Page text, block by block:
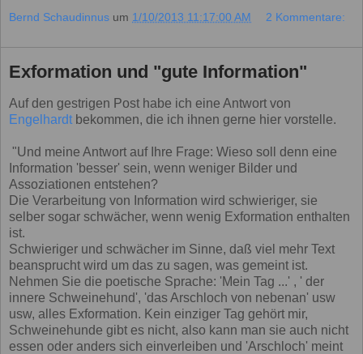
Bernd Schaudinnus um 1/10/2013 11:17:00 AM 2 Kommentare:
Exformation und "gute Information"
Auf den gestrigen Post habe ich eine Antwort von
Engelhardt bekommen, die ich ihnen gerne hier vorstelle.
"Und meine Antwort auf Ihre Frage: Wieso soll denn eine
Information 'besser' sein, wenn weniger Bilder und
Assoziationen entstehen?
Die Verarbeitung von Information wird schwieriger, sie
selber sogar schwächer, wenn wenig Exformation enthalten
ist.
Schwieriger und schwächer im Sinne, daß viel mehr Text
beansprucht wird um das zu sagen, was gemeint ist.
Nehmen Sie die poetische Sprache: 'Mein Tag ...' , ' der
innere Schweinehund', 'das Arschloch von nebenan' usw
usw, alles Exformation. Kein einziger Tag gehört mir,
Schweinehunde gibt es nicht, also kann man sie auch nicht
essen oder anders sich einverleiben und 'Arschloch' meint